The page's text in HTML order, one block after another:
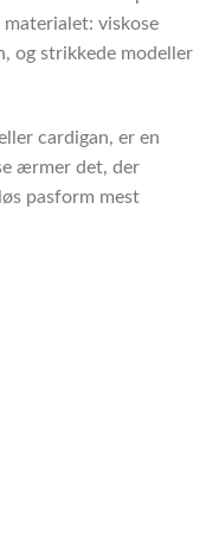
viskose
og strikkede modeller
cardigan, er en
ærmer det, der
pasform mest